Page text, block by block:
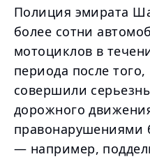
Полиция эмирата
более сотни
мотоциклов в
периода после
совершили
дорожного
— например,